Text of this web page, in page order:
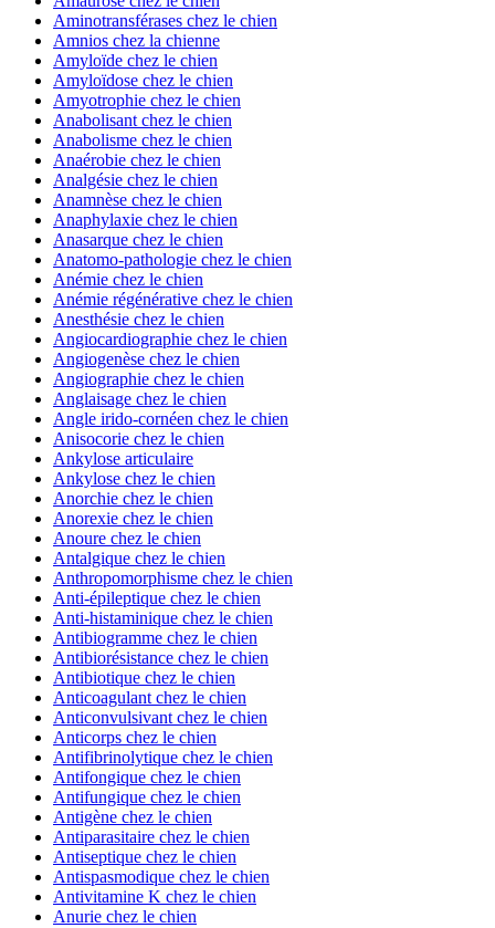
Aminotransférases chez le chien
Amnios chez la chienne
Amyloïde chez le chien
Amyloïdose chez le chien
Amyotrophie chez le chien
Anabolisant chez le chien
Anabolisme chez le chien
Anaérobie chez le chien
Analgésie chez le chien
Anamnèse chez le chien
Anaphylaxie chez le chien
Anasarque chez le chien
Anatomo-pathologie chez le chien
Anémie chez le chien
Anémie régénérative chez le chien
Anesthésie chez le chien
Angiocardiographie chez le chien
Angiogenèse chez le chien
Angiographie chez le chien
Anglaisage chez le chien
Angle irido-cornéen chez le chien
Anisocorie chez le chien
Ankylose articulaire
Ankylose chez le chien
Anorchie chez le chien
Anorexie chez le chien
Anoure chez le chien
Antalgique chez le chien
Anthropomorphisme chez le chien
Anti-épileptique chez le chien
Anti-histaminique chez le chien
Antibiogramme chez le chien
Antibiorésistance chez le chien
Antibiotique chez le chien
Anticoagulant chez le chien
Anticonvulsivant chez le chien
Anticorps chez le chien
Antifibrinolytique chez le chien
Antifongique chez le chien
Antifungique chez le chien
Antigène chez le chien
Antiparasitaire chez le chien
Antiseptique chez le chien
Antispasmodique chez le chien
Antivitamine K chez le chien
Anurie chez le chien